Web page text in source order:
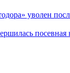
уволен
посевная